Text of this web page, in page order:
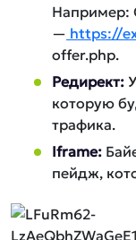
Например:
— https://
offer.php.
Редирект:
которую
трафика.
Iframe:
пейдж,